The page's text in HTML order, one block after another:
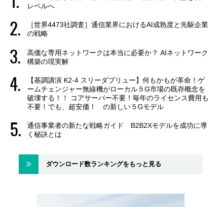
レベルへ
［世界4473社調査］通信業界におけるAI成熟度と先駆企業
の戦略
高価な専用ネットワークは本当に必要か？ AIネットワーク
構築の現実解
【基調講演 K2-4 スリーダブリュー】何もかもが革命！ゲ
ームチェンジャー無線機がローカル５G市場の既存概念を
破壊する！！ コアサーバー不要！毎年のライセンス費用も
不要！でも、超安価！ の新しい５Gモデル
通信事業者の新たな戦略ガイド B2B2Xモデルを成功に導
く秘訣とは
ダウンロード数ランキングをもっと見る